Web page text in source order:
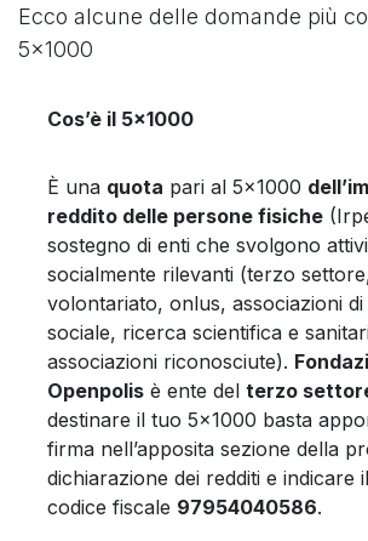
Ecco alcune delle domande più
5x1000
Cos’è il 5x1000
È una quota pari al 5x1000
reddito delle persone fisiche
sostegno di enti che svolgono
socialmente rilevanti (terzo
volontariato, onlus, associazioni
sociale, ricerca scientifica e
associazioni riconosciute).
Openpolis è ente del terzo
destinare il tuo 5x1000 basta
firma nell’apposita sezione della
dichiarazione dei redditi e indicare
codice fiscale 97954040586.